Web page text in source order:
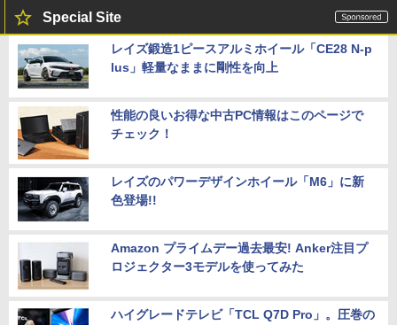
Special Site
レイズ鍛造1ピースアルミホイール「CE28 N-p
lus」軽量なままに剛性を向上
性能の良いお得な中古PC情報はこのページで
チェック！
レイズのパワーデザインホイール「M6」に新
色登場!!
Amazon プライムデー過去最安! Anker注目プ
ロジェクター3モデルを使ってみた
ハイグレードテレビ「TCL Q7D Pro」。圧巻の